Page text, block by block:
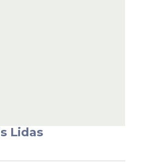
Lidas